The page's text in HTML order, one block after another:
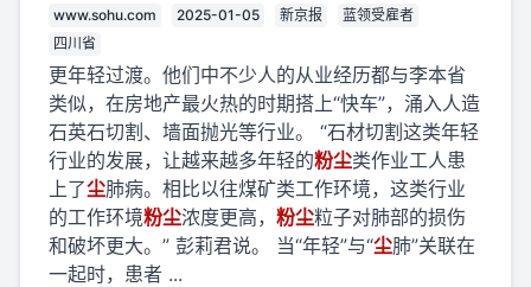
www.sohu.com 2025-01-05 新京报
蓝领受雇者
四川省
更年轻过渡。他们中不少人的从业经历都与李本省
类似，在房地产最火热的时期搭上“快车”，涌入人造
石英石切割、墙面抛光等行业。 “石材切割这类年轻
行业的发展，让越来越多年轻的粉尘类作业工人患
上了尘肺病。相比以往煤矿类工作环境，这类行业
的工作环境粉尘浓度更高， 粉尘粒子对肺部的损伤
和破坏更大。” 彭莉君说。 当“年轻”与“尘肺”关联在
一起时，患者 ...